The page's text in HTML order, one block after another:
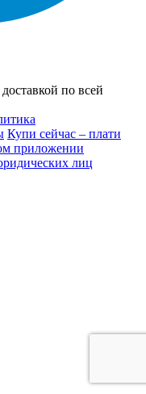
по всей
Купи сейчас – плати
приложении
лиц